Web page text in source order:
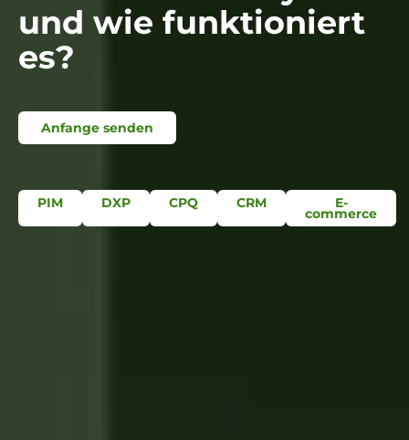
und wie funktioniert
es?
Anfange senden
PIM DXP CPQ CRM E-
commerce